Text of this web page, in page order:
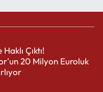
Çıktı!
20 Milyon Euroluk